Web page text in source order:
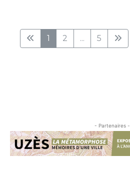
1 2 ... 5
- Partenaires -